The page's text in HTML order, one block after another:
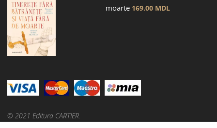
moarte 169.00 MDL
© 2021 Editura CARTIER.